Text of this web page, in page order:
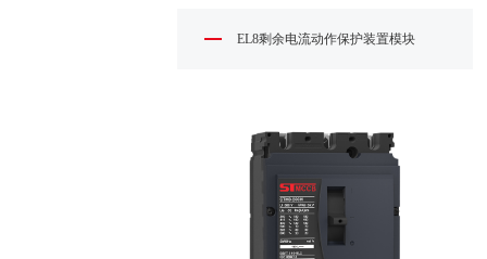
EL8剩余电流动作保护装置模块